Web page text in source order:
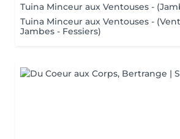
Tuina Minceur aux Ventouses -
Tuina Minceur aux Ventouses -
Jambes - Fessiers)